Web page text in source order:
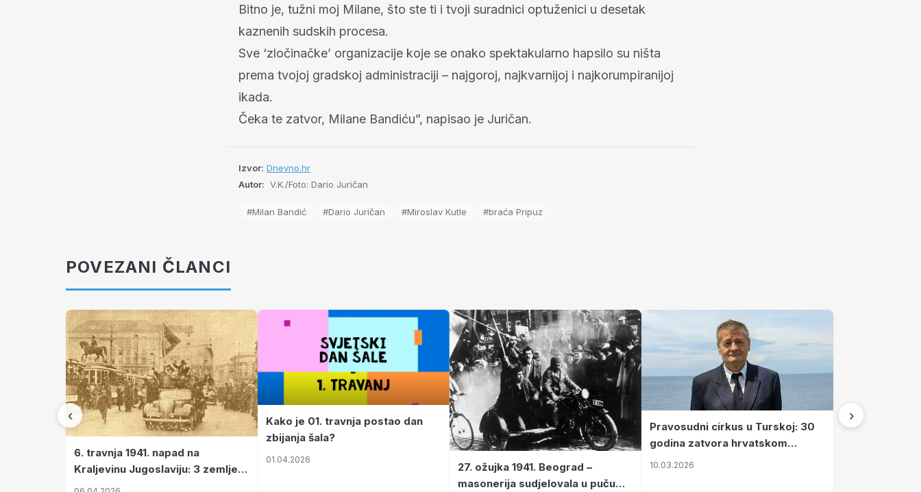
Bitno je, tužni moj Milane, što ste ti i tvoji suradnici optuženici u desetak
kaznenih sudskih procesa.
Sve ‘zločinačke’ organizacije koje se onako spektakularno hapsilo su ništa
prema tvojoj gradskoj administraciji – najgoroj, najkvarnijoj i najkorumpiranijoj
ikada.
Čeka te zatvor, Milane Bandiću”, napisao je Juričan.
Izvor: Dnevno.hr
Autor: V.K./Foto: Dario Juričan
#Milan Bandić #Dario Juričan #Miroslav Kutle #braća Pripuz
POVEZANI ČLANCI
‹
6. travnja 1941. napad na
Kraljevinu Jugoslaviju: 3 zemlje
nastale njenim raspadom
Kako je 01. travnja postao dan
zbijanja šala?
01.04.2026
27. ožujka 1941. Beograd –
masonerija sudjelovala u puču
Pravosudni cirkus u Turskoj: 30
godina zatvora hrvatskom
kapetanu kojeg su sami pustili
10.03.2026
›